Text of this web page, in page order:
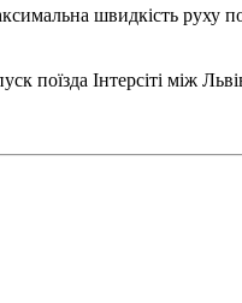
швидкість руху
поїзда Інтерсіті між